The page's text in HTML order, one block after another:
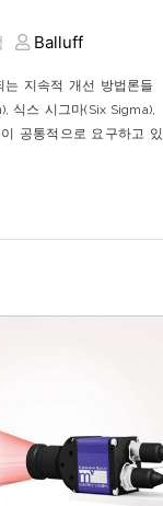
Balluff
는 지속적 개선 방법론들
식스 시그마(Six Sigma),
공통적으로 요구하고 있